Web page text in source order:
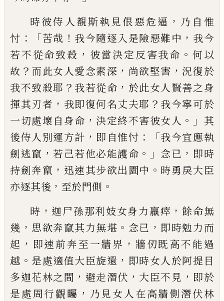
時彼侍人覩斯執見佷惡危逼 ， 乃自惟
忖 ：「苦哉 ！ 我今隨逐入是險惡難中 ， 我今
若不從命致殺 ， 彼當決定反害我命 。 何以
故 ？ 而此女人愛念素深 ， 尚欲堅害 ，況復於
我不致殺耶 ？ 我若從命 ， 於此女人賢善之身
揮其刃者 ， 我即復何名丈夫耶 ？ 我今寧可於
一切處壞自身命 ， 決定終不害彼女人 。」 其
後侍人別運方計 ， 即自惟忖 ：「我今宜應執
劍逃竄 ，若己若他必能護命 。」 念已 ， 即時
持劍奔竄 ， 迅速其步欲出園中 。 時勇戾大臣
亦逐其後 ， 至於門側 。
時 ， 迦尸孫那利妓女身力羸瘁 ，餘命無
幾 ， 思欲奔竄其力無堪 。 念已 ， 即時勉力而
起 ， 即速前奔至一牆界 ， 牆仞既高不能過
越 。 是處適值大臣旋還 ， 即時女人於阿提目
多迦花林之間 ， 避走潛伏 ， 大臣不見 ， 即於
是處周行觀矚 ， 乃見女人在高牆側潛伏林